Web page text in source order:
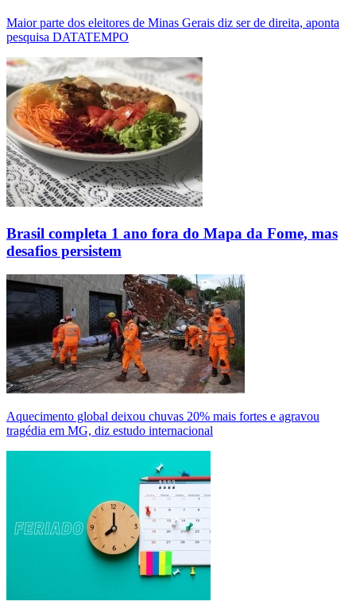
Maior parte dos eleitores de Minas Gerais diz ser de direita, aponta
pesquisa DATATEMPO
Brasil completa 1 ano fora do Mapa da Fome, mas
desafios persistem
Aquecimento global deixou chuvas 20% mais fortes e agravou
tragédia em MG, diz estudo internacional